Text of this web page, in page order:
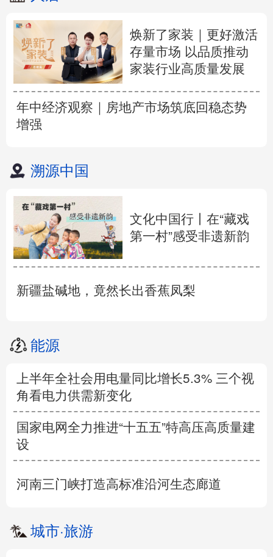
焕新了家装｜更好激活
存量市场 以品质推动
家装行业高质量发展
年中经济观察｜房地产市场筑底回稳态势
增强
溯源中国
文化中国行丨在“藏戏
第一村”感受非遗新韵
新疆盐碱地，竟然长出香蕉凤梨
能源
上半年全社会用电量同比增长5.3% 三个视
角看电力供需新变化
国家电网全力推进“十五五”特高压高质量建
设
河南三门峡打造高标准沿河生态廊道
城市·旅游